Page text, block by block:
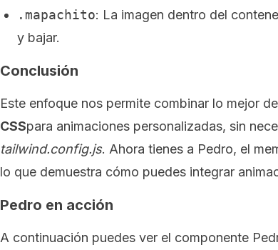
.mapachito: La imagen dentro del
y bajar.
Conclusión
Este enfoque nos permite combinar lo mejor de
CSSpara animaciones personalizadas, sin
tailwind.config.js. Ahora tienes a Pedro, el
lo que demuestra cómo puedes integrar
Pedro en acción
A continuación puedes ver el componente